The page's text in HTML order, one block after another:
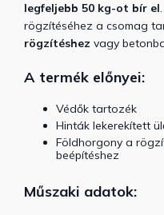
legfeljebb 50 kg-ot bír el
rögzítéséhez a csomag
rögzítéshez vagy
A termék előnyei:
Védők tartozék
Hinták lekerekített
Földhorgony a
beépítéshez
Műszaki adatok: